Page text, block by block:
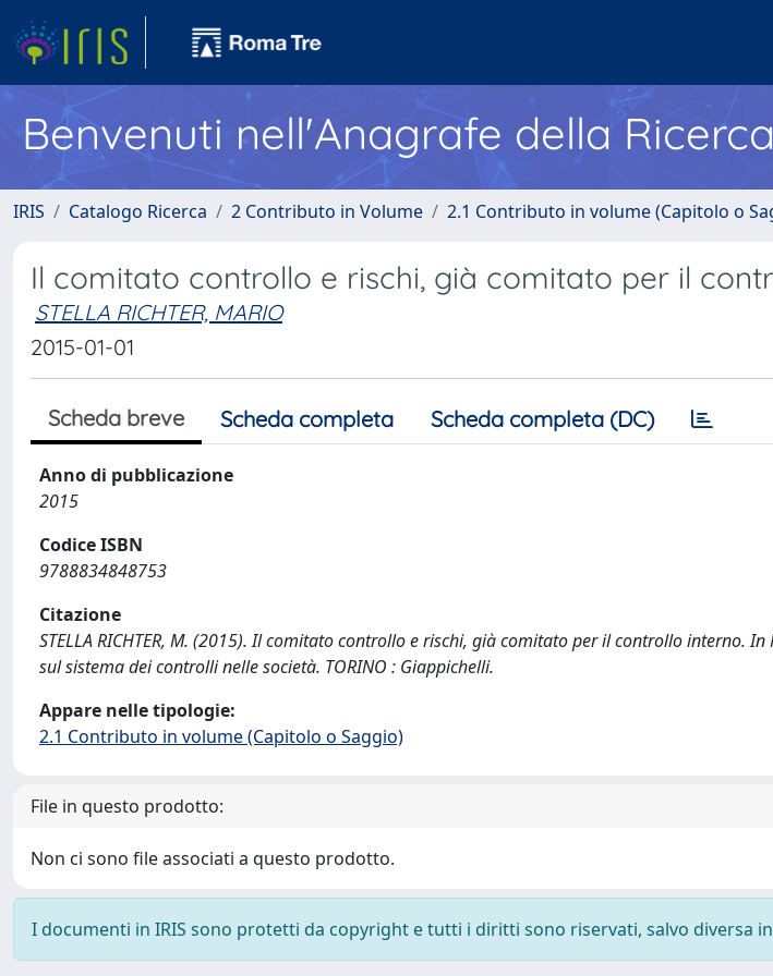
Benvenuti nell'Anagrafe della
IRIS Catalogo Ricerca 2 Contributo in Volume 2.1 Contributo in volume (Capitolo o
Il comitato controllo e rischi, già comitato per il
STELLA RICHTER, MARIO
2015-01-01
Scheda breve Scheda completa Scheda completa (DC)
Anno di pubblicazione
2015
Codice ISBN
9788834848753
Citazione
STELLA RICHTER, M. (2015). Il comitato controllo e rischi, già comitato per il controllo interno.
sul sistema dei controlli nelle società. TORINO : Giappichelli.
Appare nelle tipologie:
2.1 Contributo in volume (Capitolo o Saggio)
File in questo prodotto:
Non ci sono file associati a questo prodotto.
I documenti in IRIS sono protetti da copyright e tutti i diritti sono riservati, salvo diversa